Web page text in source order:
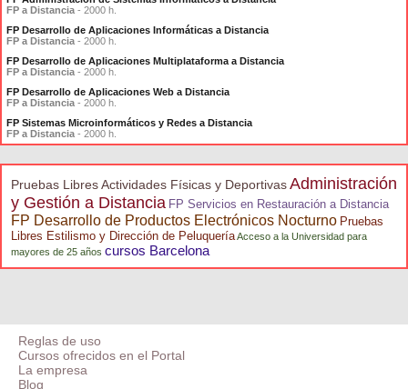
FP a Distancia - 2000 h.
FP Desarrollo de Aplicaciones Informáticas a Distancia
FP a Distancia - 2000 h.
FP Desarrollo de Aplicaciones Multiplataforma a Distancia
FP a Distancia - 2000 h.
FP Desarrollo de Aplicaciones Web a Distancia
FP a Distancia - 2000 h.
FP Sistemas Microinformáticos y Redes a Distancia
FP a Distancia - 2000 h.
Pruebas Libres Actividades Físicas y DeportivasAdministración
y Gestión a Distancia FP Servicios en Restauración a Distancia
FP Desarrollo de Productos Electrónicos Nocturno Pruebas
Libres Estilismo y Dirección de PeluqueríaAcceso a la Universidad para
mayores de 25 años cursos Barcelona
Reglas de uso
Cursos ofrecidos en el Portal
La empresa
Blog